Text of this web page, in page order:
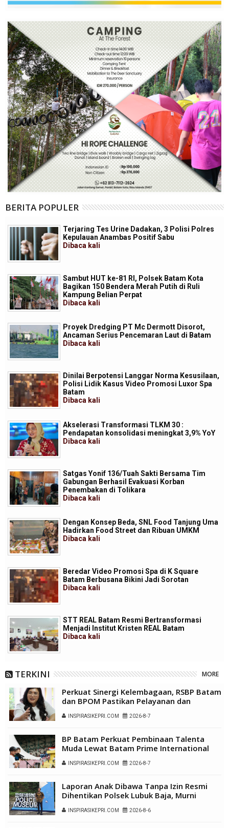
BERITA POPULER
Terjaring Tes Urine Dadakan, 3 Polisi Polres
Kepulauan Anambas Positif Sabu
Dibaca kali
Sambut HUT ke-81 RI, Polsek Batam Kota
Bagikan 150 Bendera Merah Putih di Ruli
Kampung Belian Perpat
Dibaca kali
Proyek Dredging PT Mc Dermott Disorot,
Ancaman Serius Pencemaran Laut di Batam
Dibaca kali
Dinilai Berpotensi Langgar Norma Kesusilaan,
Polisi Lidik Kasus Video Promosi Luxor Spa
Batam
Dibaca kali
Akselerasi Transformasi TLKM 30 :
Pendapatan konsolidasi meningkat 3,9% YoY
Dibaca kali
Satgas Yonif 136/Tuah Sakti Bersama Tim
Gabungan Berhasil Evakuasi Korban
Penembakan di Tolikara
Dibaca kali
Dengan Konsep Beda, SNL Food Tanjung Uma
Hadirkan Food Street dan Ribuan UMKM
Dibaca kali
Beredar Video Promosi Spa di K Square
Batam Berbusana Bikini Jadi Sorotan
Dibaca kali
STT REAL Batam Resmi Bertransformasi
Menjadi Institut Kristen REAL Batam
Dibaca kali
TERKINI MORE
Perkuat Sinergi Kelembagaan, RSBP Batam
dan BPOM Pastikan Pelayanan dan
Ketersediaan Obat Aman
INSPIRASIKEPRI.COM 2026-8-7
BP Batam Perkuat Pembinaan Talenta
Muda Lewat Batam Prime International
Grassroot Football Festival 2026
INSPIRASIKEPRI.COM 2026-8-7
Laporan Anak Dibawa Tanpa Izin Resmi
Dihentikan Polsek Lubuk Baja, Murni
Sengketa Hak Asuh
INSPIRASIKEPRI.COM 2026-8-6